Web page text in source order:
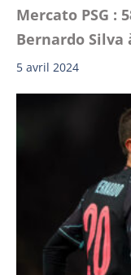
Mercato PSG :
Bernardo Silva
5 avril 2024